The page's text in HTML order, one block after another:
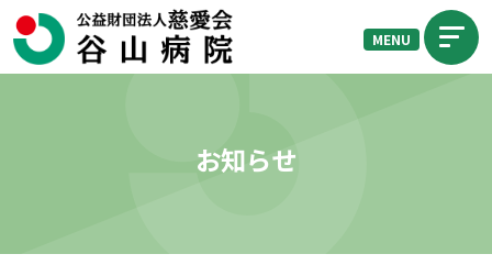
MENU
お知らせ